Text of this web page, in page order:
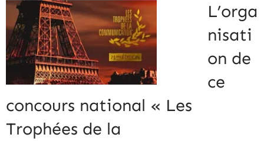
L’orga
nisati
on de
ce
concours national « Les
Trophées de la